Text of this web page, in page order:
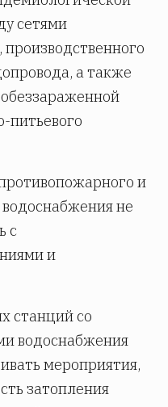
сетями
производственного
а также
питьевого
и
не
с
и
станций со
водоснабжения
мероприятия,
затопления